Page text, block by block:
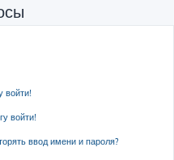
войти!
войти!
ввод имени и пароля?